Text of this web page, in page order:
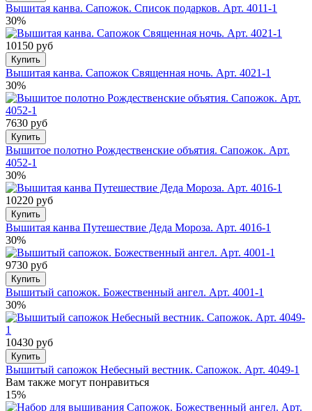
Вышитая канва. Сапожок. Список подарков. Арт. 4011-1
30%
10150 руб
Купить
Вышитая канва. Сапожок Священная ночь. Арт. 4021-1
30%
7630 руб
Купить
Вышитое полотно Рождественские объятия. Сапожок. Арт.
4052-1
30%
10220 руб
Купить
Вышитая канва Путешествие Деда Мороза. Арт. 4016-1
30%
9730 руб
Купить
Вышитый сапожок. Божественный ангел. Арт. 4001-1
30%
10430 руб
Купить
Вышитый сапожок Небесный вестник. Сапожок. Арт. 4049-1
Вам также могут понравиться
15%